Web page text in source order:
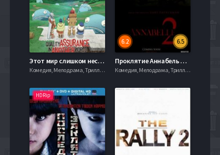
Этот мир слишком несовершенен (2024)
Комедия, Мелодрама, Триллер, Ужасы, Фантастика, 720hd, mobilen,
6.5
6.2
Проклятие Аннабель 2: Зарождение зла (2017)
Комедия, Мелодрама, Триллер, Ужасы, Фантастика, 720hd, mobilen,
HDRip